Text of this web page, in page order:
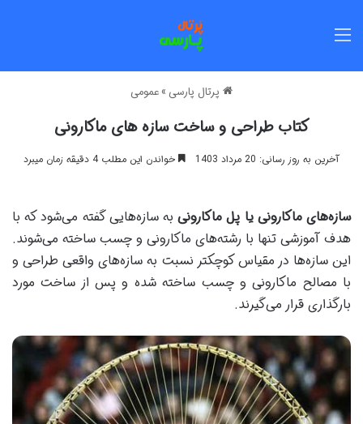
پرتال پارسی »عمومی
کتاب طراحی و ساخت سازه ‌های ماکارونی
آخرین به روز رسانی: 20 مرداد 1403 خواندن این مطلب 4 دقیقه زمان میبرد
سازه‌های ماکارونی یا پل ماکارونیبه سازه‌هایی گفته می‌شود که با
هدف آموزشی تنها با رشته‌های ماکارونی و چسب ساخته می‌شوند.
این سازه‌ها در مقیاس کوچکتر نسبت به سازه‌های واقعی طراحی و
با مصالح ماکارونی و چسب ساخته شده و پس از ساخت مورد
بارگذاری قرار می‌گیرند.